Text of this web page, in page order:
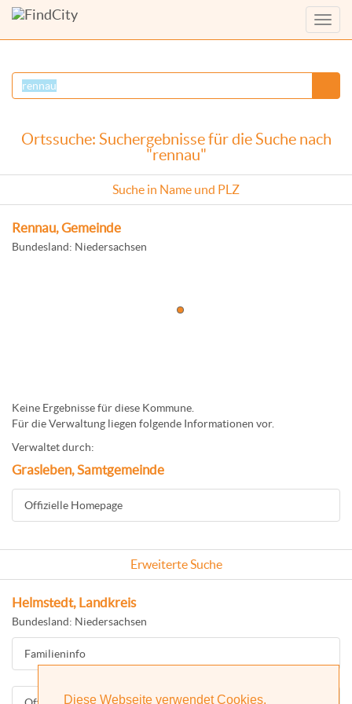
Diese Webseite verwendet Cookies.
Menü
Ortssuche: Suchergebnisse für die Suche nach
"rennau"
Suche in Name und PLZ
Rennau, Gemeinde
Bundesland: Niedersachsen
Keine Ergebnisse für diese Kommune.
Für die Verwaltung liegen folgende Informationen vor.
Verwaltet durch:
Grasleben, Samtgemeinde
Offizielle Homepage
Erweiterte Suche
Helmstedt, Landkreis
Bundesland: Niedersachsen
Familieninfo